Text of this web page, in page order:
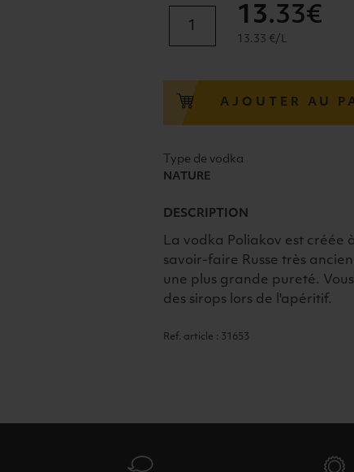
37,5°
13.33€
13.33 €/L
AJOUTER AU
Type de vodka
NATURE
DESCRIPTION
La vodka Poliakov est créée
savoir-faire Russe très
une plus grande pureté.
des sirops lors de l'apéritif.
Ref. article : 31653